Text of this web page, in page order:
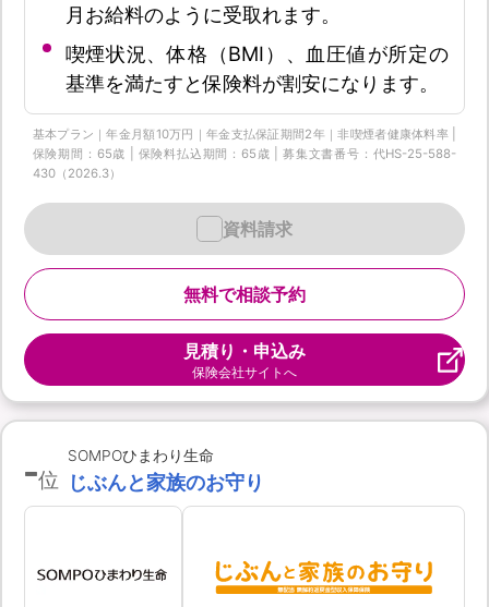
月お給料のように受取れます。
喫煙状況、体格（BMI）、血圧値が所定の
基準を満たすと保険料が割安になります。
基本プラン｜年金月額10万円｜年金支払保証期間2年｜非喫煙者健康体料率 |
保険期間：65歳 | 保険料払込期間：65歳 | 募集文書番号：代HS-25-588-
430（2026.3）
無料で相談予約
資料請求
見積り・申込み
保険会社サイトへ
-位
SOMPOひまわり生命
じぶんと家族のお守り